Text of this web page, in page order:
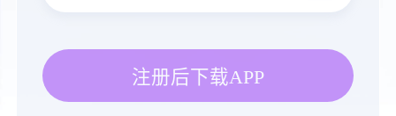
注册后下载APP